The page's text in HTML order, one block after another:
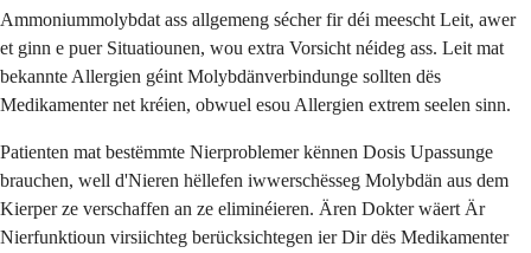
Ammoniummolybdat ass allgemeng sécher fir déi meescht Leit, awer
et ginn e puer Situatiounen, wou extra Vorsicht néideg ass. Leit mat
bekannte Allergien géint Molybdänverbindunge sollten dës
Medikamenter net kréien, obwuel esou Allergien extrem seelen sinn.
Patienten mat bestëmmte Nierproblemer kënnen Dosis Upassunge
brauchen, well d'Nieren hëllefen iwwerschësseg Molybdän aus dem
Kierper ze verschaffen an ze eliminéieren. Ären Dokter wäert Är
Nierfunktioun virsiichteg berücksichtegen ier Dir dës Medikamenter